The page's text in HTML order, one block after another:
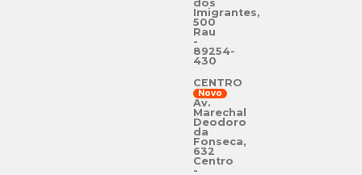
dos
Imigrantes,
500
Rau
-
89254-
430
CENTRO
Novo
Av.
Marechal
Deodoro
da
Fonseca,
632
Centro
-